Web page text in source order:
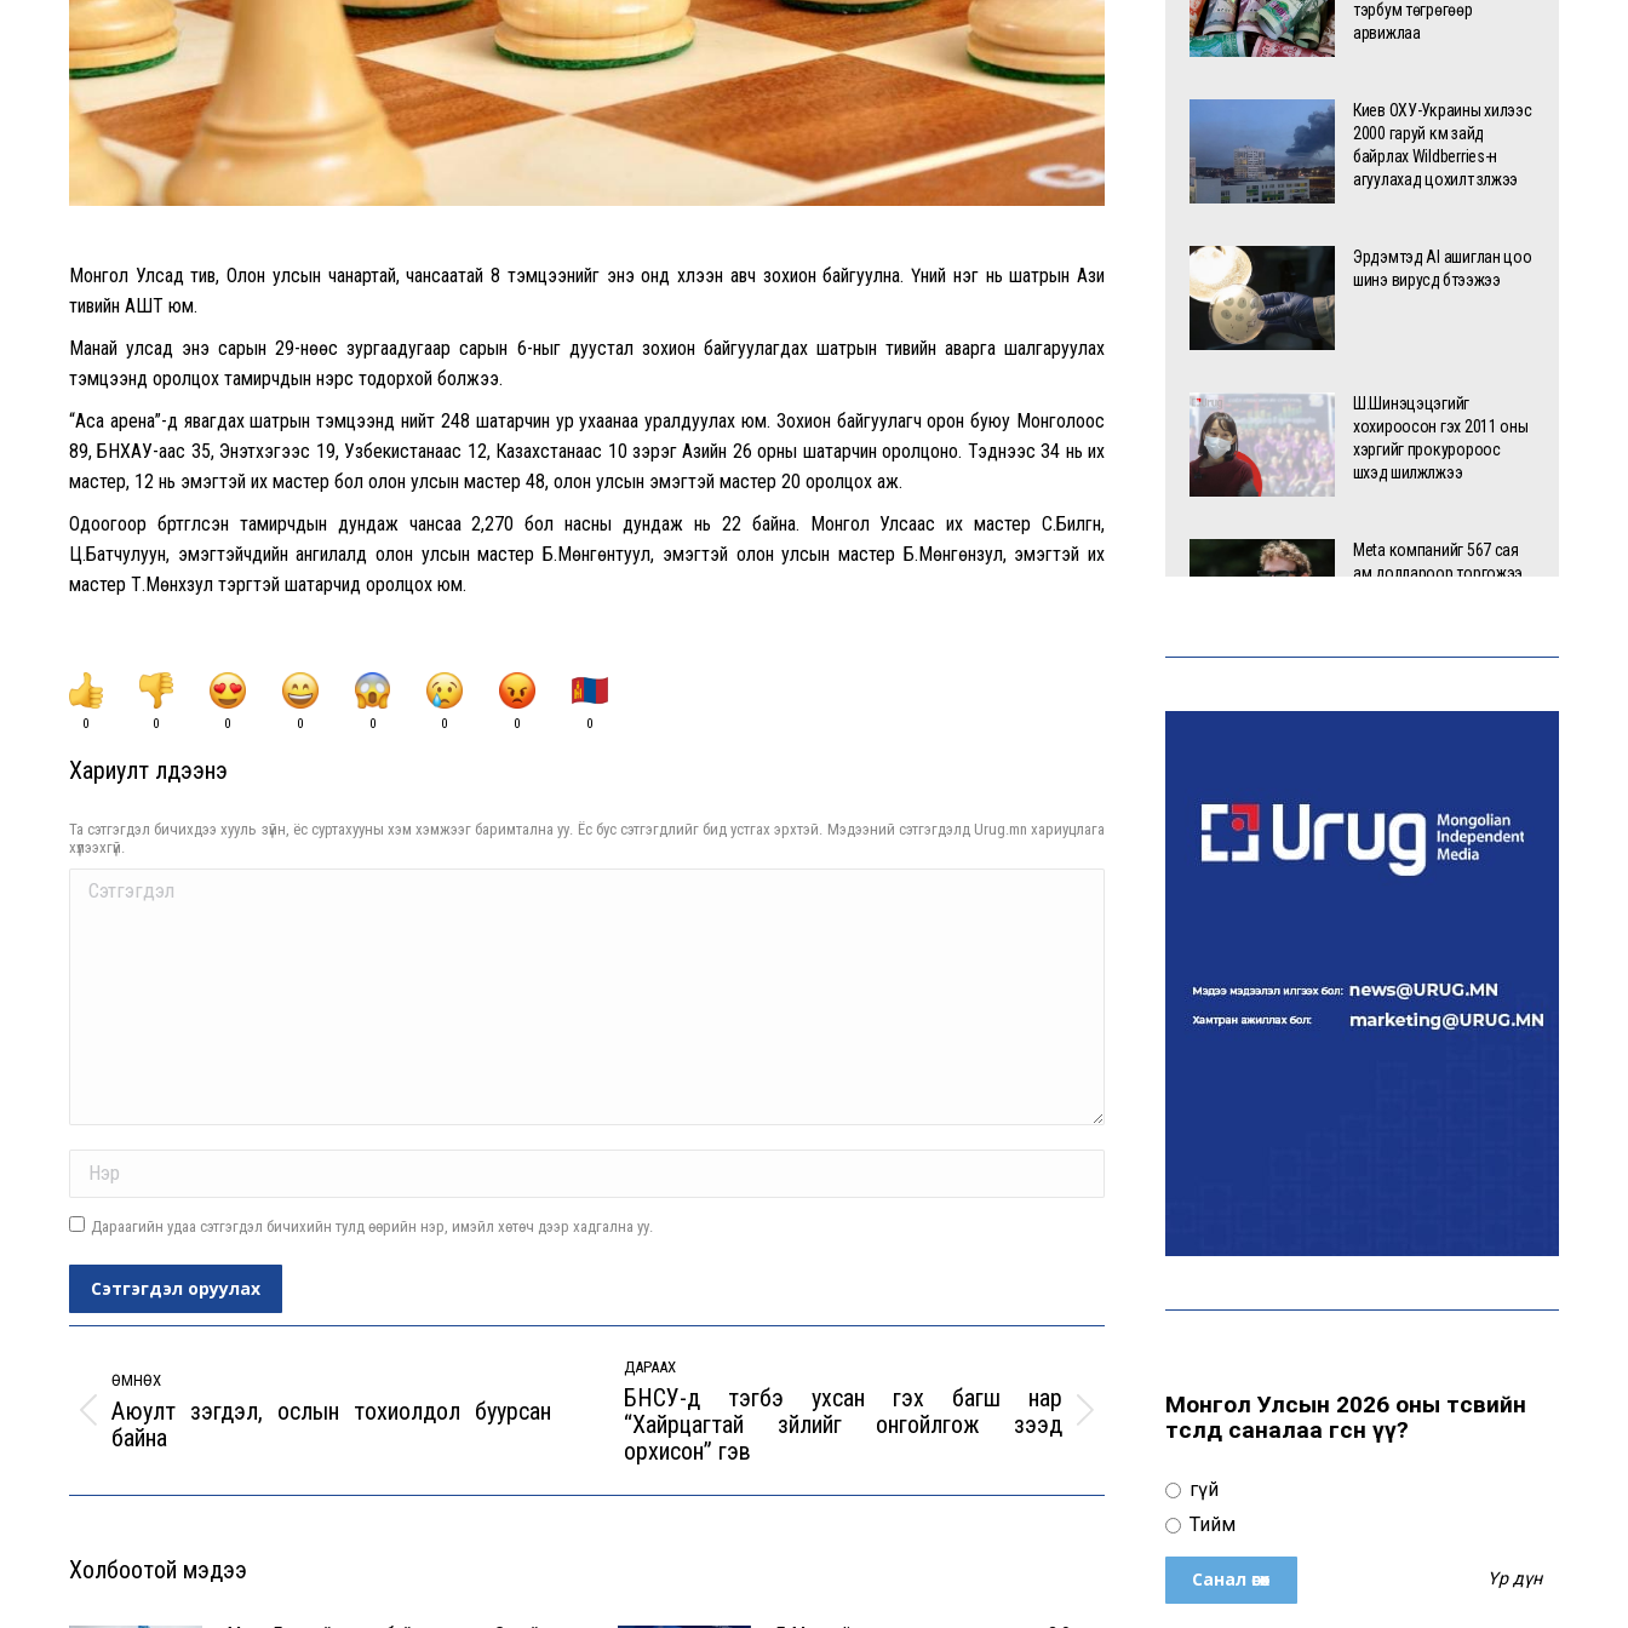
Монгол Улсад тив, Олон улсын чанартай, чансаатай 8 тэмцээнийг энэ онд хүлээн авч зохион байгуулна. Үүний нэг нь шатрын Ази
тивийн АШТ юм.
Манай улсад энэ сарын 29-нөөс зургаадугаар сарын 6-ныг дуустал зохион байгуулагдах шатрын тивийн аварга шалгаруулах
тэмцээнд оролцох тамирчдын нэрс тодорхой болжээ.
“Аса арена”-д явагдах шатрын тэмцээнд нийт 248 шатарчин ур ухаанаа уралдуулах юм. Зохион байгуулагч орон буюу Монголоос
89, БНХАУ-аас 35, Энэтхэгээс 19, Узбекистанаас 12, Казахстанаас 10 зэрэг Азийн 26 орны шатарчин оролцоно. Тэднээс 34 нь их
мастер, 12 нь эмэгтэй их мастер бол олон улсын мастер 48, олон улсын эмэгтэй мастер 20 оролцох аж.
Одоогоор бүртгүүлсэн тамирчдын дундаж чансаа 2,270 бол насны дундаж нь 22 байна. Монгол Улсаас их мастер С.Билгүүн,
Ц.Батчулуун, эмэгтэйчүүдийн ангилалд олон улсын мастер Б.Мөнгөнтуул, эмэгтэй олон улсын мастер Б.Мөнгөнзул, эмэгтэй их
мастер Т.Мөнхзул тэргүүтэй шатарчид оролцох юм.
0 0 0 0 0 0 0 0
Хариулт үлдээнэ үү
Та сэтгэгдэл бичихдээ хууль зүйн, ёс суртахууны хэм хэмжээг баримтална уу. Ёс бус сэтгэгдлийг бид устгах эрхтэй. Мэдээний сэтгэгдэлд Urug.mn хариуцлага
хүлээхгүй.
Comment
Дараагийн удаа сэтгэгдэл бичихийн тулд өөрийн нэр, имэйл хөтөч дээр хадгална уу.
Сэтгэгдэл оруулах
navigation
ӨМНӨХ
Previous
Аюулт үзэгдэл, ослын тохиолдол буурсан
байна
ДАРААХ
Next
post:
БНСУ-д тэгбэ ухсан гэх багш нар
“Хайрцагтай зүйлийг онгойлгож үзээд
орхисон” гэв
Холбоотой мэдээ
тэрбум төгрөгөөр
арвижлаа
Киев ОХУ-Украины хилээс
2000 гаруй км зайд
байрлах Wildberries-н
агуулахад цохилт үзүүлжээ
Эрдэмтэд AI ашиглан цоо
шинэ вирусүүд бүтээжээ
Ш.Шинэцэцэгийг
хохироосон гэх 2011 оны
хэргийг прокуророос
шүүхэд шилжүүлжээ
Meta компанийг 567 сая
ам.доллароор торгожээ
“Сүхбаатар дүүрэгт
үйлдвэрлэв- 2026”
Т.Ганболд:
Ерөнхийлөгчийн
сонгуульд нэр дэвших
Ховд аймагт сураггүй алга
Монгол Улсын 2026 оны төсвийн
төсөлд саналаа өгсөн үү?
Үгүй
Тийм
Үр дүн